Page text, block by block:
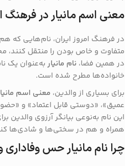
معنی اسم مانیار در فرهنگ
در فرهنگ امروز ایران، نام‌هایی
متفاوت و خاص بودن را منتقل کنند،
در همین فضا، نام مانیار به‌عنوان یک
خانواده‌ها مطرح شده است.
برای بسیاری از والدین، معنی اسم
عمیق»، «دوستی قابل اعتماد» و
این نام به‌نوعی بیانگر آرزوی
همراه و هم در سختی‌ها و شادی‌ها
چرا نام مانیار حس